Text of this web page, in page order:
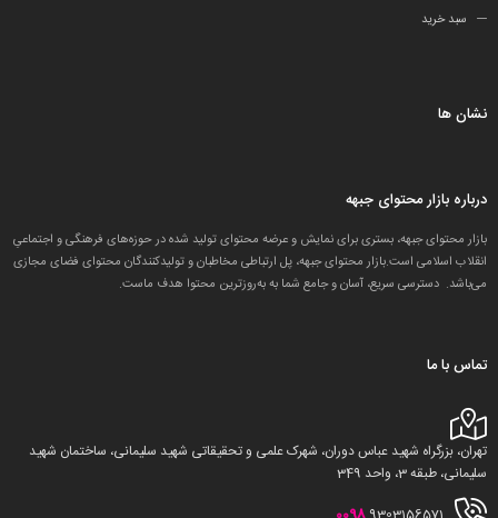
سبد خرید
نشان ها
درباره بازار محتوای جبهه
بازار محتوای جبهه، بستری برای نمایش و عرضه محتوای تولید شده در حوزه‌های فرهنگی و اجتماعیِ
انقلاب اسلامی است.بازار محتوای جبهه، پل ارتباطی مخاطبان و تولید‌کنندگان محتوای فضای مجازی
می‌باشد. دسترسی سریع، آسان و جامع شما به به‌روزترین محتوا هدف ماست.
تماس با ما
تهران، بزرگراه شهید عباس دوران، شهرک علمی و تحقیقاتی شهید سلیمانی، ساختمان شهید
سلیمانی، طبقه 3، واحد 349